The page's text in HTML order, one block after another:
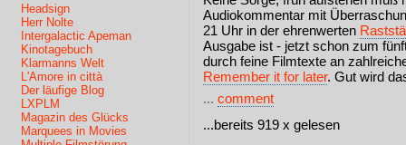
Headsign
Herr Nolte
Intergalactic Apeman
Kinotagebuch
Klarmanns Welt
L'Amore in città
Der läufige Blog
LXPLM
Magazin des Glücks
Marquees in Movies
Audiokommentar mit
21 Uhr in der ehrenwerten
Ausgabe ist - jetzt schon zum
durch feine Filmtexte an
Remember it for later. Gut wird
... comment
...bereits 919 x gelesen